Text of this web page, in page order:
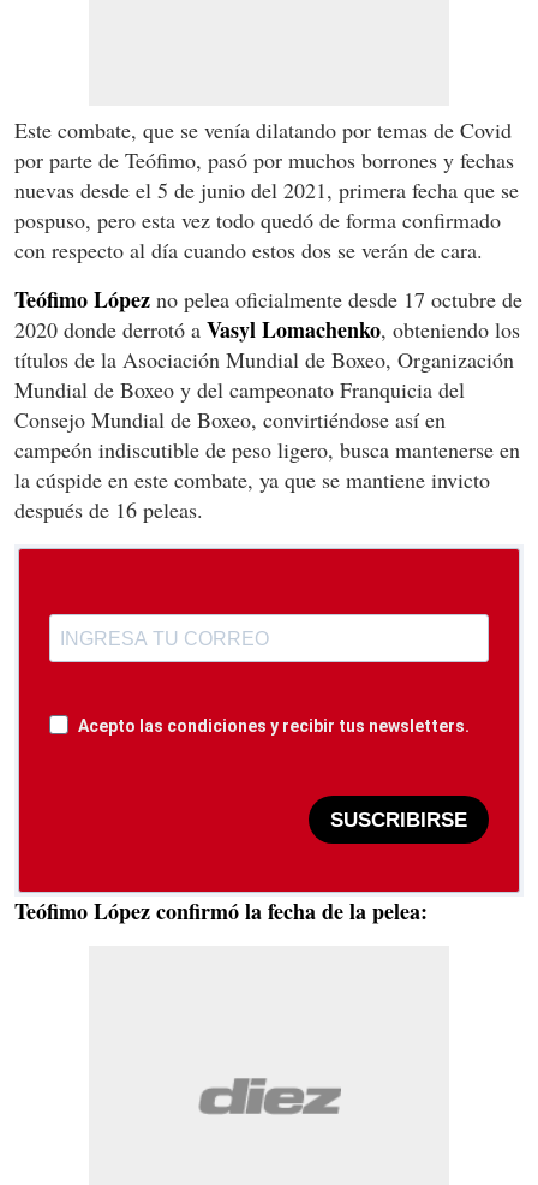
Este combate, que se venía dilatando por temas de Covid
por parte de Teófimo, pasó por muchos borrones y fechas
nuevas desde el 5 de junio del 2021, primera fecha que se
pospuso, pero esta vez todo quedó de forma confirmado
con respecto al día cuando estos dos se verán de cara.
Teófimo López no pelea oficialmente desde 17 octubre de
2020 donde derrotó a Vasyl Lomachenko,​ obteniendo los
títulos de la Asociación Mundial de Boxeo, Organización
Mundial de Boxeo y del campeonato Franquicia del
Consejo Mundial de Boxeo, convirtiéndose así en
campeón indiscutible de peso ligero, busca mantenerse en
la cúspide en este combate, ya que se mantiene invicto
después de 16 peleas.
Acepto las condiciones y recibir tus newsletters.
SUSCRIBIRSE
Teófimo López confirmó la fecha de la pelea: